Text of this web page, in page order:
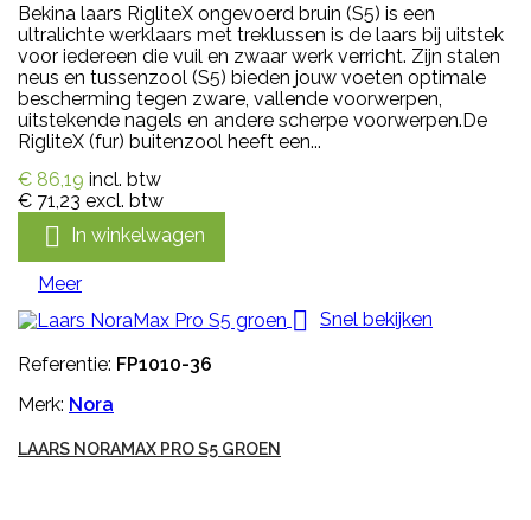
Bekina laars RigliteX ongevoerd bruin (S5) is een
ultralichte werklaars met treklussen is de laars bij uitstek
voor iedereen die vuil en zwaar werk verricht. Zijn stalen
neus en tussenzool (S5) bieden jouw voeten optimale
bescherming tegen zware, vallende voorwerpen,
uitstekende nagels en andere scherpe voorwerpen.De
RigliteX (fur) buitenzool heeft een...
€ 86,19 incl. btw
€ 71,23 excl. btw
 In winkelwagen
Meer
 Snel bekijken
Referentie: FP1010-36
Merk: Nora
LAARS NORAMAX PRO S5 GROEN